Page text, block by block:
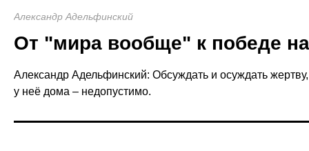
Александр Адельфинский
От "мира вообще" к победе
Александр Адельфинский: Обсуждать и осуждать
у неё дома – недопустимо.